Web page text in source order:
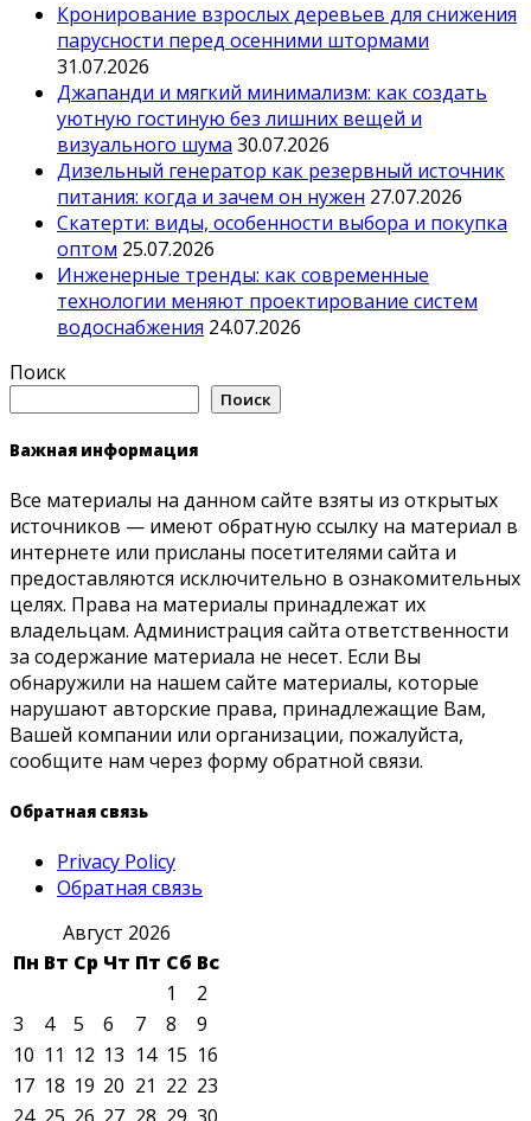
Кронирование взрослых деревьев для снижения
парусности перед осенними штормами
31.07.2026
Джапанди и мягкий минимализм: как создать
уютную гостиную без лишних вещей и
визуального шума 30.07.2026
Дизельный генератор как резервный источник
питания: когда и зачем он нужен 27.07.2026
Скатерти: виды, особенности выбора и покупка
оптом 25.07.2026
Инженерные тренды: как современные
технологии меняют проектирование систем
водоснабжения 24.07.2026
Поиск
Поиск
Важная информация
Все материалы на данном сайте взяты из открытых
источников — имеют обратную ссылку на материал в
интернете или присланы посетителями сайта и
предоставляются исключительно в ознакомительных
целях. Права на материалы принадлежат их
владельцам. Администрация сайта ответственности
за содержание материала не несет. Если Вы
обнаружили на нашем сайте материалы, которые
нарушают авторские права, принадлежащие Вам,
Вашей компании или организации, пожалуйста,
сообщите нам через форму обратной связи.
Обратная связь
Privacy Policy
Обратная связь
Август 2026
Пн Вт Ср Чт Пт Сб Вс
1
2
3
4 5 6 7 8
9
10 11 12 13 14 15 16
17 18 19 20 21 22 23